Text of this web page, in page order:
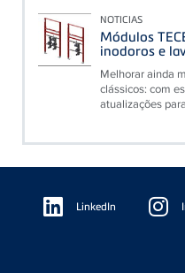
NOTICIAS
Módulos
inodoros e
Melhorar ainda
clássicos: com
atualizações
Floating
Sidebar LinkedIn